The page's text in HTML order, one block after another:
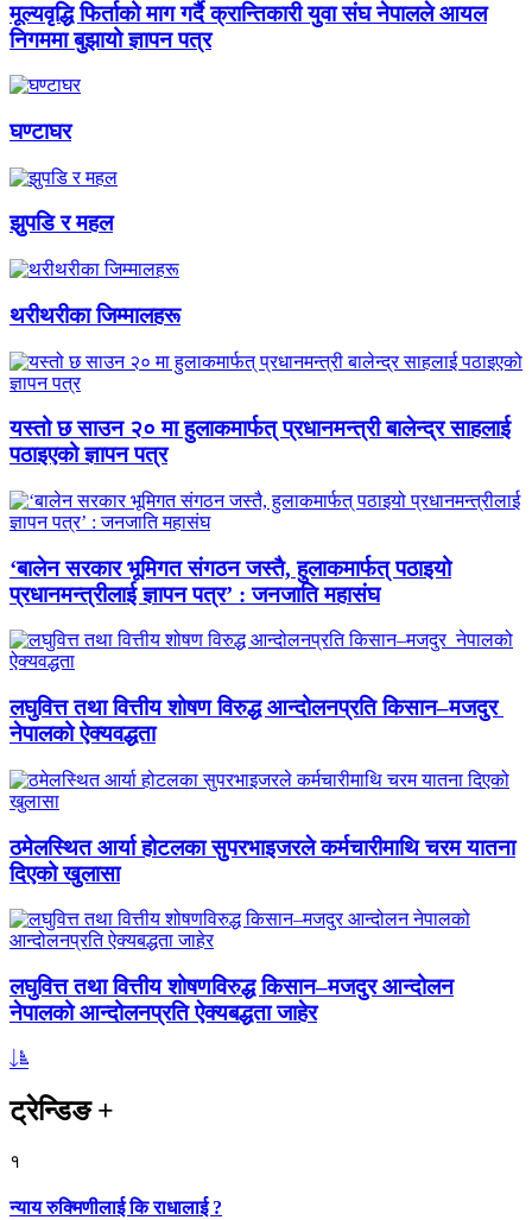
मूल्यवृद्धि फिर्ताको माग गर्दै क्रान्तिकारी युवा संघ नेपालले आयल
निगममा बुझायो ज्ञापन पत्र
घण्टाघर
झुपडि र महल
थरीथरीका जिम्मालहरू
यस्तो छ साउन २० मा हुलाकमार्फत् प्रधानमन्त्री बालेन्द्र साहलाई
पठाइएको ज्ञापन पत्र
‘बालेन सरकार भूमिगत संगठन जस्तै, हुलाकमार्फत् पठाइयो
प्रधानमन्त्रीलाई ज्ञापन पत्र’ : जनजाति महासंघ
लघुवित्त तथा वित्तीय शोषण विरुद्ध आन्दोलनप्रति किसान–मजदुर
नेपालको ऐक्यवद्धता
ठमेलस्थित आर्या होटलका सुपरभाइजरले कर्मचारीमाथि चरम यातना
दिएको खुलासा
लघुवित्त तथा वित्तीय शोषणविरुद्ध किसान–मजदुर आन्दोलन
नेपालको आन्दोलनप्रति ऐक्यबद्धता जाहेर
ट्रेन्डिङ+
१
न्याय रुक्मिणीलाई कि राधालाई ?